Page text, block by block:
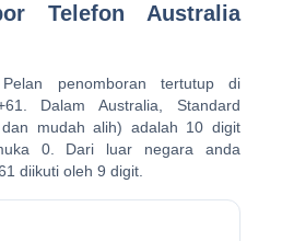
Telefon Australia
Pelan penomboran tertutupdi
Dalam Australia, Standard
mudah alih) adalah 10 digit
0. Dari luar negara anda
diikuti oleh9 digit